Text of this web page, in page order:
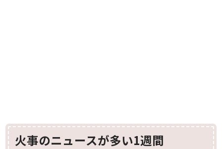
火事のニュースが多い1週間